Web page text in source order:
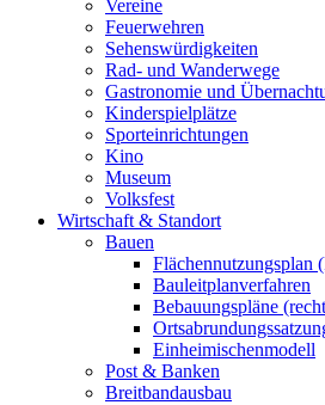
Vereine
Feuerwehren
Sehenswürdigkeiten
Rad- und Wanderwege
Gastronomie und
Kinderspielplätze
Sporteinrichtungen
Kino
Museum
Volksfest
Wirtschaft & Standort
Bauen
Flächennutzungsplan
Bauleitplanverfahren
Bebauungspläne
Einheimischenmodell
Post & Banken
Breitbandausbau